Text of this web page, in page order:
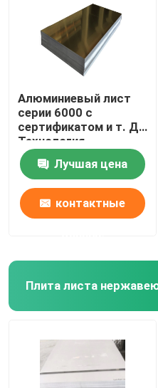
Гальванизированная
Латунная и медная
Алюминиевый лист
серии 6000 с
сертификатом и т. Д.
Технология
обработки
Лучшая цена
контактные
Плита листа